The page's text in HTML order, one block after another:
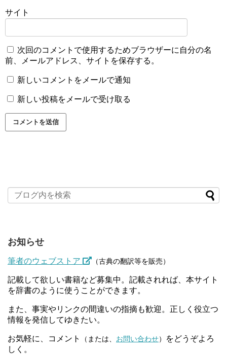
サイト
次回のコメントで使用するためブラウザーに自分の名
前、メールアドレス、サイトを保存する。
新しいコメントをメールで通知
新しい投稿をメールで受け取る
お知らせ
筆者のウェブストア （古典の翻訳等を販売）
記載して欲しい書籍など募集中。記載されれば、本サイト
を辞書のように使うことができます。
また、事実やリンクの間違いの指摘も歓迎。正しく役立つ
情報を発信してゆきたい。
お気軽に、コメント （または、 お問い合わせ）
をどうぞよろ
しく。